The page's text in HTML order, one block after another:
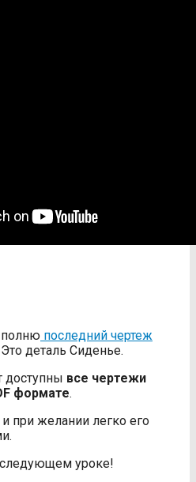
последний чертеж
деталь Сиденье.
доступны все чертежи
формате.
при желании легко его
уроке!